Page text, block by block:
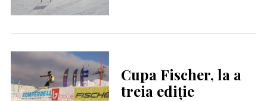
Cupa Fischer, la a
treia ediție